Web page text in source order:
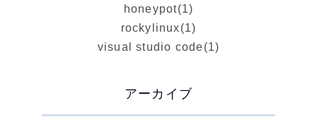
honeypot(1)
rockylinux(1)
visual studio code(1)
アーカイブ